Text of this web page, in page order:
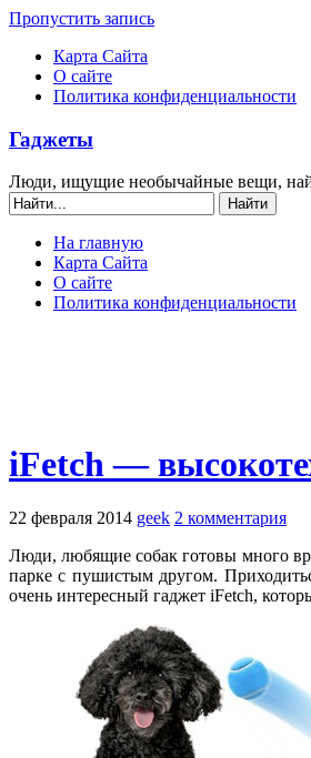
Пропустить запись
Карта Сайта
О сайте
Политика конфиденциальности
Гаджеты
Люди, ищущие необычайные вещи,
На главную
Карта Сайта
О сайте
Политика конфиденциальности
iFetch —
22 февраля 2014 geek 2 комментария
Люди, любящие собак готовы много
парке с пушистым другом.
очень интересный гаджет iFetch,